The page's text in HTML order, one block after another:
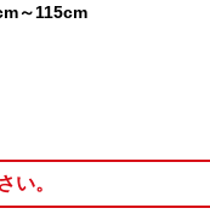
～115cm
い。